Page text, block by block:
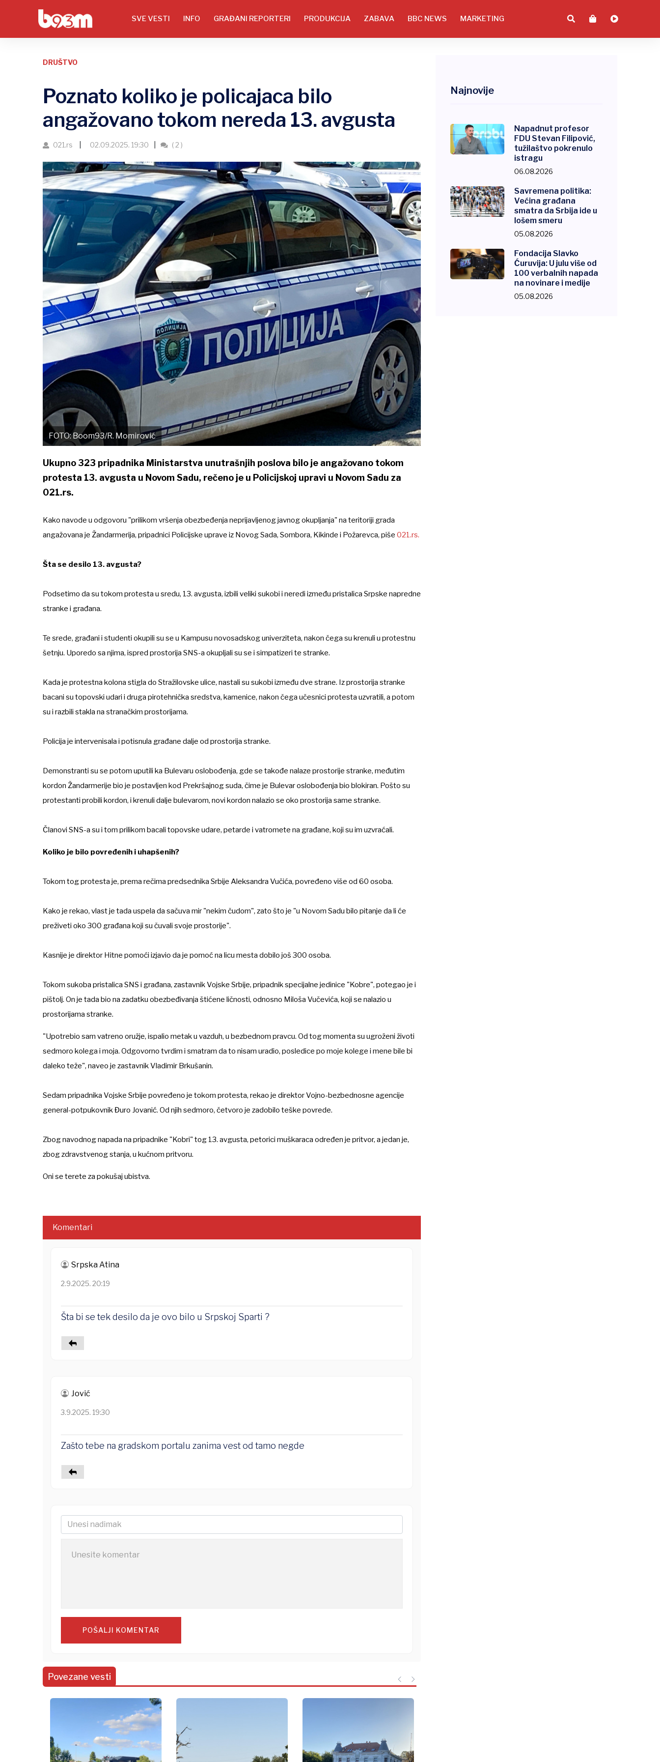
SVE VESTI INFO GRAĐANI REPORTERI PRODUKCIJA ZABAVA BBC NEWS MARKETING
DRUŠTVO
Poznato koliko je policajaca bilo
angažovano tokom nereda 13. avgusta
021.rs 02.09.2025. 19:30 ( 2 )
FOTO: Boom93/R. Momirović
Ukupno 323 pripadnika Ministarstva unutrašnjih poslova bilo je angažovano tokom
protesta 13. avgusta u Novom Sadu, rečeno je u Policijskoj upravi u Novom Sadu za
021.rs.
Kako navode u odgovoru "prilikom vršenja obezbeđenja neprijavljenog javnog okupljanja" na teritoriji grada
angažovana je Žandarmerija, pripadnici Policijske uprave iz Novog Sada, Sombora, Kikinde i Požarevca, piše 021.rs.
Šta se desilo 13. avgusta?
Podsetimo da su tokom protesta u sredu, 13. avgusta, izbili veliki sukobi i neredi između pristalica Srpske napredne
stranke i građana.
Te srede, građani i studenti okupili su se u Kampusu novosadskog univerziteta, nakon čega su krenuli u protestnu
šetnju. Uporedo sa njima, ispred prostorija SNS-a okupljali su se i simpatizeri te stranke.
Kada je protestna kolona stigla do Stražilovske ulice, nastali su sukobi između dve strane. Iz prostorija stranke
bacani su topovski udari i druga pirotehnička sredstva, kamenice, nakon čega učesnici protesta uzvratili, a potom
su i razbili stakla na stranačkim prostorijama.
Policija je intervenisala i potisnula građane dalje od prostorija stranke.
Demonstranti su se potom uputili ka Bulevaru oslobođenja, gde se takođe nalaze prostorije stranke, međutim
kordon Žandarmerije bio je postavljen kod Prekršajnog suda, čime je Bulevar oslobođenja bio blokiran. Pošto su
protestanti probili kordon, i krenuli dalje bulevarom, novi kordon nalazio se oko prostorija same stranke.
Članovi SNS-a su i tom prilikom bacali topovske udare, petarde i vatromete na građane, koji su im uzvraćali.
Koliko je bilo povređenih i uhapšenih?
Tokom tog protesta je, prema rečima predsednika Srbije Aleksandra Vučića, povređeno više od 60 osoba.
Kako je rekao, vlast je tada uspela da sačuva mir "nekim čudom", zato što je "u Novom Sadu bilo pitanje da li će
preživeti oko 300 građana koji su čuvali svoje prostorije".
Kasnije je direktor Hitne pomoći izjavio da je pomoć na licu mesta dobilo još 300 osoba.
Tokom sukoba pristalica SNS i građana, zastavnik Vojske Srbije, pripadnik specijalne jedinice "Kobre", potegao je i
pištolj. On je tada bio na zadatku obezbeđivanja štićene ličnosti, odnosno Miloša Vučevića, koji se nalazio u
prostorijama stranke.
"Upotrebio sam vatreno oružje, ispalio metak u vazduh, u bezbednom pravcu. Od tog momenta su ugroženi životi
sedmoro kolega i moja. Odgovorno tvrdim i smatram da to nisam uradio, posledice po moje kolege i mene bile bi
daleko teže", naveo je zastavnik Vladimir Brkušanin.
Sedam pripadnika Vojske Srbije povređeno je tokom protesta, rekao je direktor Vojno-bezbednosne agencije
general-potpukovnik Đuro Jovanić. Od njih sedmoro, četvoro je zadobilo teške povrede.
Zbog navodnog napada na pripadnike "Kobri" tog 13. avgusta, petorici muškaraca određen je pritvor, a jedan je,
zbog zdravstvenog stanja, u kućnom pritvoru.
Oni se terete za pokušaj ubistva.
Komentari
Srpska Atina
2.9.2025. 20:19
Šta bi se tek desilo da je ovo bilo u Srpskoj Sparti ?
Jović
3.9.2025. 19:30
Zašto tebe na gradskom portalu zanima vest od tamo negde
POŠALJI KOMENTAR
Povezane vesti
Najnovije
Napadnut profesor
FDU Stevan Filipović,
tužilaštvo pokrenulo
istragu
06.08.2026
Savremena politika:
Većina građana
smatra da Srbija ide u
lošem smeru
05.08.2026
Fondacija Slavko
Ćuruvija: U julu više od
100 verbalnih napada
na novinare i medije
05.08.2026